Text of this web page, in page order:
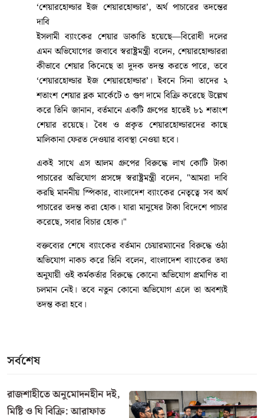
‘শেয়ারহোল্ডার ইজ শেয়ারহোল্ডার’, অর্থ পাচারের তদন্তের
দাবি
ইসলামী ব্যাংকের শেয়ার ডাকাতি হয়েছে—বিরোধী দলের
এমন অভিযোগের জবাবে স্বরাষ্ট্রমন্ত্রী বলেন, শেয়ারহোল্ডাররা
কীভাবে শেয়ার কিনেছে তা দুদক তদন্ত করতে পারে, তবে
‘শেয়ারহোল্ডার ইজ শেয়ারহোল্ডার’। ইবনে সিনা তাদের ২
শতাংশ শেয়ার ব্লক মার্কেটে ৩ গুণ দামে বিক্রি করেছে উল্লেখ
করে তিনি জানান, বর্তমানে একটি গ্রুপের হাতেই ৮১ শতাংশ
শেয়ার রয়েছে। বৈধ ও প্রকৃত শেয়ারহোল্ডারদের কাছে
মালিকানা ফেরত দেওয়ার ব্যবস্থা নেওয়া হবে।
একই সাথে এস আলম গ্রুপের বিরুদ্ধে লাখ কোটি টাকা
পাচারের অভিযোগ প্রসঙ্গে স্বরাষ্ট্রমন্ত্রী বলেন, "আমরা দাবি
করছি মাননীয় স্পিকার, বাংলাদেশ ব্যাংকের নেতৃত্বে সব অর্থ
পাচারের তদন্ত করা হোক। যারা মানুষের টাকা বিদেশে পাচার
করেছে, সবার বিচার হোক।"
বক্তব্যের শেষে ব্যাংকের বর্তমান চেয়ারম্যানের বিরুদ্ধে ওঠা
অভিযোগ নাকচ করে তিনি বলেন, বাংলাদেশ ব্যাংকের তথ্য
অনুযায়ী ওই কর্মকর্তার বিরুদ্ধে কোনো অভিযোগ প্রমাণিত বা
চলমান নেই। তবে নতুন কোনো অভিযোগ এলে তা অবশ্যই
তদন্ত করা হবে।
সর্বশেষ
রাজশাহীতে অনুমোদনহীন দই,
মিষ্টি ও ঘি বিক্রি: আরাফাত